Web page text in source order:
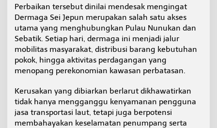
Perbaikan tersebut dinilai mendesak mengingat
Dermaga Sei Jepun merupakan salah satu akses
utama yang menghubungkan Pulau Nunukan dan
Sebatik. Setiap hari, dermaga ini menjadi jalur
mobilitas masyarakat, distribusi barang kebutuhan
pokok, hingga aktivitas perdagangan yang
menopang perekonomian kawasan perbatasan.
Kerusakan yang dibiarkan berlarut dikhawatirkan
tidak hanya mengganggu kenyamanan pengguna
jasa transportasi laut, tetapi juga berpotensi
membahayakan keselamatan penumpang serta